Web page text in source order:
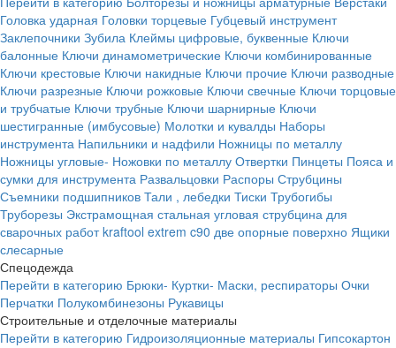
Головка ударная Головки торцевые Губцевый инструмент
Заклепочники Зубила Клеймы цифровые, буквенные Ключи
балонные Ключи динамометрические Ключи комбинированные
Ключи крестовые Ключи накидные Ключи прочие Ключи разводные
Ключи разрезные Ключи рожковые Ключи свечные Ключи торцовые
и трубчатые Ключи трубные Ключи шарнирные Ключи
шестигранные (имбусовые) Молотки и кувалды Наборы
инструмента Напильники и надфили Ножницы по металлу
Ножницы угловые- Ножовки по металлу Отвертки Пинцеты Пояса и
сумки для инструмента Развальцовки Распоры Струбцины
Съемники подшипников Тали , лебедки Тиски Трубогибы
Труборезы Экстрамощная стальная угловая струбцина для
сварочных работ kraftool extrem c90 две опорные поверхно Ящики
слесарные
Спецодежда
Перейти в категорию Брюки- Куртки- Маски, респираторы Очки
Перчатки Полукомбинезоны Рукавицы
Строительные и отделочные материалы
Перейти в категорию Гидроизоляционные материалы Гипсокартон